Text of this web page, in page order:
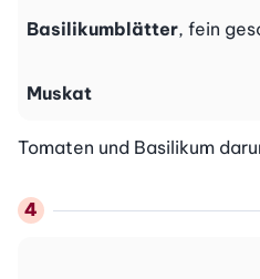
Basilikumblätter, fein
Muskat
Tomaten und Basilikum